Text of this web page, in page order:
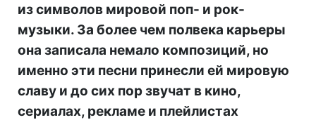
из символов мировой поп- и рок-
музыки. За более чем полвека карьеры
она записала немало композиций, но
именно эти песни принесли ей мировую
славу и до сих пор звучат в кино,
сериалах, рекламе и плейлистах